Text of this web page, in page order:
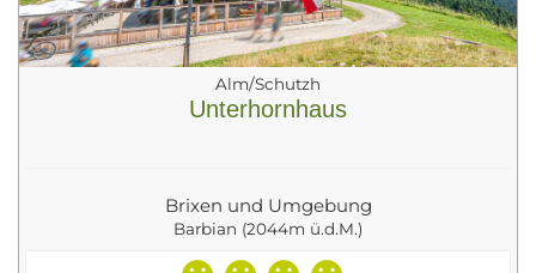
Alm/Schutzh
Unterhornhaus
Brixen und Umgebung
Barbian (2044m ü.d.M.)